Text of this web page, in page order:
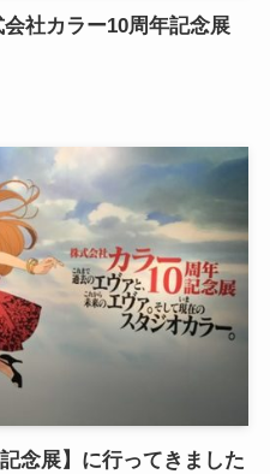
社カラー10周年記念展
念展】に行ってきました